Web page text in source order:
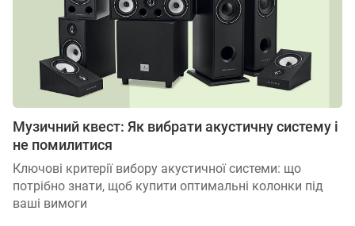
Музичний квест: Як вибрати акустичну систему і
не помилитися
Ключові критерії вибору акустичної системи: що
потрібно знати, щоб купити оптимальні колонки під
ваші вимоги